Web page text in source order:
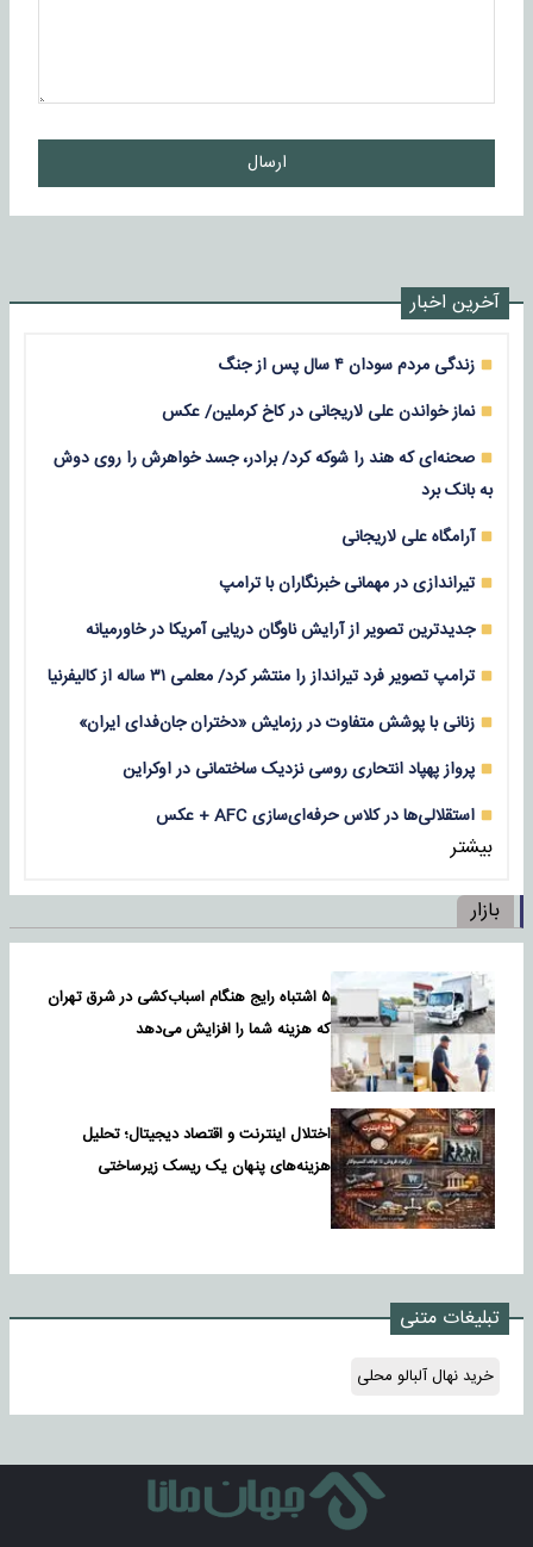
ارسال
آخرین اخبار
زندگی مردم سودان ۴ سال پس از جنگ
نماز خواندن علی لاریجانی در کاخ کرملین/ عکس
صحنه‌ای که هند را شوکه کرد/ برادر، جسد خواهرش را روی دوش
به بانک برد
آرامگاه علی لاریجانی
تیراندازی در مهمانی خبرنگاران با ترامپ
جدیدترین تصویر از آرایش ناوگان دریایی آمریکا در خاورمیانه
ترامپ تصویر فرد تیرانداز را منتشر کرد/ معلمی ۳۱ ساله از کالیفرنیا
زنانی با پوشش متفاوت در رزمایش «دختران جان‌فدای ایران»
پرواز پهپاد انتحاری روسی نزدیک ساختمانی در اوکراین
استقلالی‌ها در کلاس حرفه‌ای‌سازی AFC + عکس
بیشتر
بازار
۵ اشتباه رایج هنگام اسباب‌کشی در شرق تهران
که هزینه شما را افزایش می‌دهد
اختلال اینترنت و اقتصاد دیجیتال؛ تحلیل
هزینه‌های پنهان یک ریسک زیرساختی
تبلیغات متنی
خرید نهال آلبالو محلی